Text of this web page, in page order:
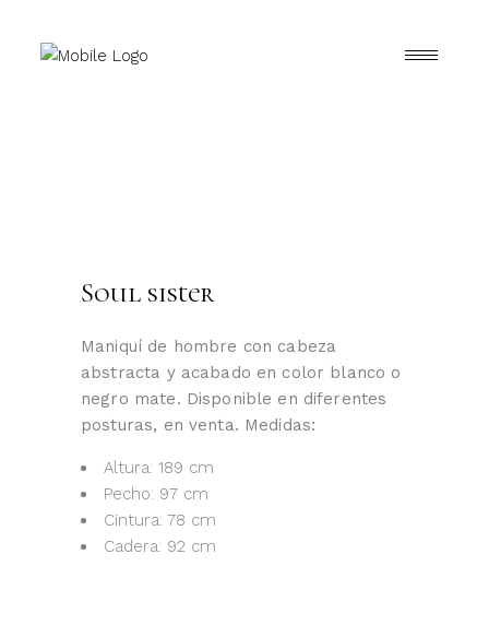
Soul sister
Maniquí de hombre con cabeza
abstracta y acabado en color blanco o
negro mate. Disponible en diferentes
posturas, en venta. Medidas:
Altura: 189 cm
Pecho: 97 cm
Cintura: 78 cm
Cadera: 92 cm